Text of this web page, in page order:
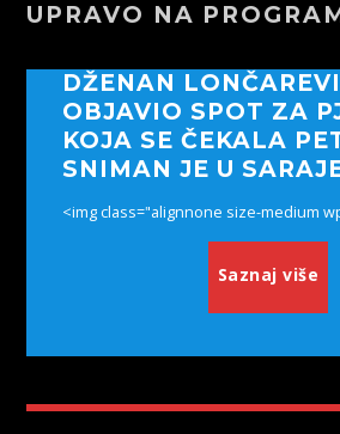
UPRAVO NA
DŽENAN
OBJAVIO SPOT ZA
KOJA SE ČEKALA
SNIMAN JE U
<img class="alignnone size-medium
Saznaj više